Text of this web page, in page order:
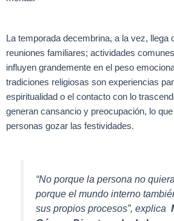
La temporada decembrina, a la vez, llega
reuniones familiares; actividades
influyen grandemente en el peso
tradiciones religiosas son experiencias
espiritualidad o el contacto con lo
generan cansancio y preocupación, lo
personas gozar las festividades.
“No porque la persona no
porque el mundo interno
sus propios procesos”,explica